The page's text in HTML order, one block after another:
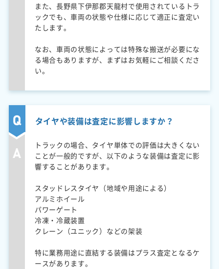
また、長野県下伊那郡天龍村で使用されているトラ
ックでも、車両の状態や仕様に応じて適正に査定い
たします。
なお、車両の状態によっては特殊な搬送が必要にな
る場合もありますが、まずはお気軽にご相談くださ
い。
タイヤや装備は査定に影響しますか？
トラックの場合、タイヤ単体での評価は大きくない
ことが一般的ですが、以下のような装備は査定に影
響することがあります。
スタッドレスタイヤ（地域や用途による）
アルミホイール
パワーゲート
冷凍・冷蔵装置
クレーン（ユニック）などの架装
特に業務用途に直結する装備はプラス査定となるケ
ースがあります。